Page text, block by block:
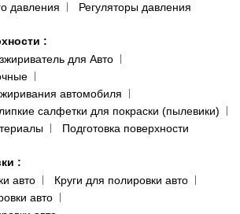
давления
Регуляторы давления
:
для Авто
автомобиля
салфетки для покраски (пылевики)
Подготовка поверхности
:
авто
Круги для полировки авто
авто